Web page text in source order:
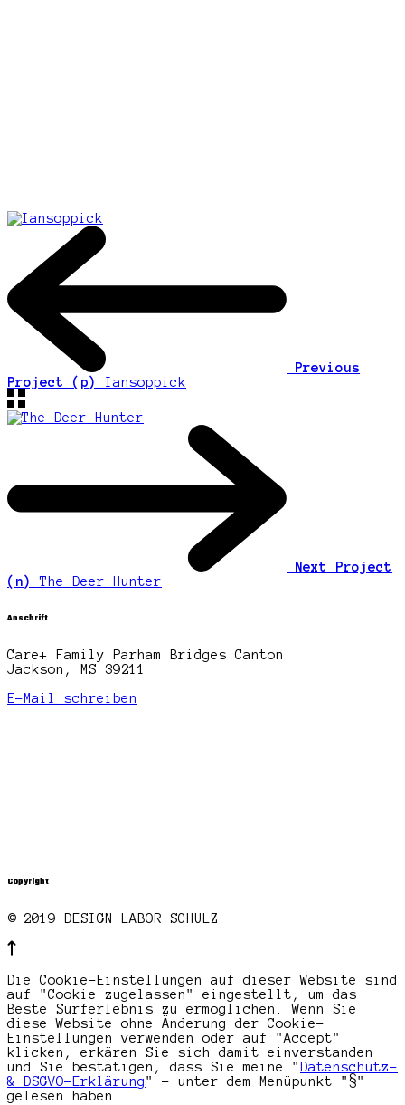
Previous
Project (p) Iansoppick
Next Project
(n)The Deer Hunter
Anschrift
Care+ Family Parham Bridges Canton
Jackson, MS 39211
E-Mail schreiben
Copyright
© 2019 DESIGN LABOR SCHULZ
Die Cookie-Einstellungen auf dieser Website sind
auf "Cookie zugelassen" eingestellt, um das
Beste Surferlebnis zu ermöglichen. Wenn Sie
diese Website ohne Änderung der Cookie-
Einstellungen verwenden oder auf "Accept"
klicken, erkären Sie sich damit einverstanden
und Sie bestätigen, dass Sie meine " Datenschutz-
& DSGVO-Erklärung" - unter dem Menüpunkt "§"
gelesen haben.